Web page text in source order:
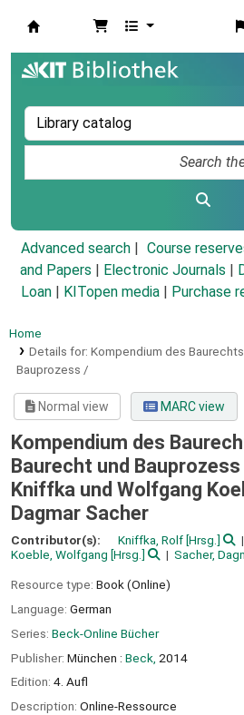
Advanced search Course
and Papers
Electronic Journals
Loan
KITopen media Purchase
Home
Details for: Kompendium des
Bauprozess /
Normal view MARC view
Kompendium des
Baurecht und
Kniffka und Wolfgang
Dagmar Sacher
Contributor(s): Kniffka, Rolf [Hrsg.]
Koeble, Wolfgang [Hrsg.] Sacher,
Resource type: Book (Online)
Language: German
Series: Beck-Online Bücher
Publisher: München : Beck, 2014
Edition: 4. Aufl
Description: Online-Ressource